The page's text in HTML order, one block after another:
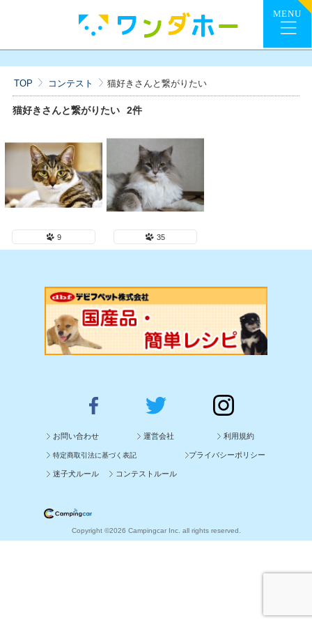
TOP コンテスト 猫好きさんと繋がりたい
猫好きさんと繋がりたい 2件
9 35
お問い合わせ 運営会社 利用規約
特定商取引法に基づく表記 プライバシーポリシー
迷子犬ルール コンテストルール
Copyright ©2026 Campingcar Inc. all rights reserved.